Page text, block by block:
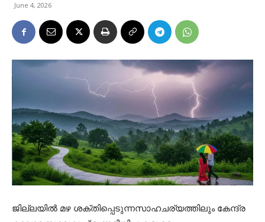
June 4, 2026
ജില്ലയില്‍ മഴ ശക്തിപ്പെടുന്നസാഹചര്യത്തിലും കേന്ദ്ര